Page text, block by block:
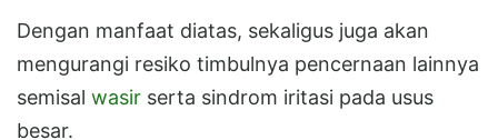
Dengan manfaat diatas, sekaligus juga akan
mengurangi resiko timbulnya pencernaan lainnya
semisal wasir serta sindrom iritasi pada usus
besar.